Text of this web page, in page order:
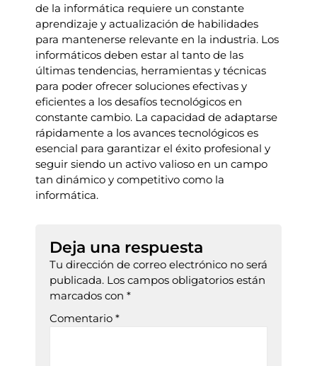
de la informática requiere un constante
aprendizaje y actualización de habilidades
para mantenerse relevante en la industria. Los
informáticos deben estar al tanto de las
últimas tendencias, herramientas y técnicas
para poder ofrecer soluciones efectivas y
eficientes a los desafíos tecnológicos en
constante cambio. La capacidad de adaptarse
rápidamente a los avances tecnológicos es
esencial para garantizar el éxito profesional y
seguir siendo un activo valioso en un campo
tan dinámico y competitivo como la
informática.
Deja una respuesta
Tu dirección de correo electrónico no será
publicada. Los campos obligatorios están
marcados con *
Comentario *